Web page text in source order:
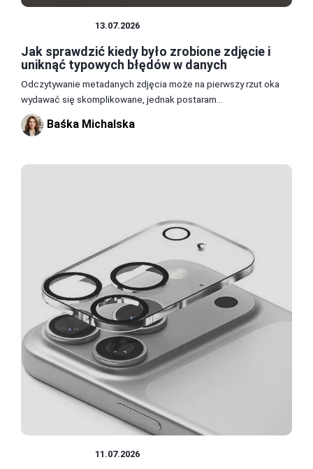
13.07.2026
Jak sprawdzić kiedy było zrobione zdjęcie i
uniknąć typowych błędów w danych
Odczytywanie metadanych zdjęcia może na pierwszy rzut oka
wydawać się skomplikowane, jednak postaram...
Baśka Michalska
11.07.2026